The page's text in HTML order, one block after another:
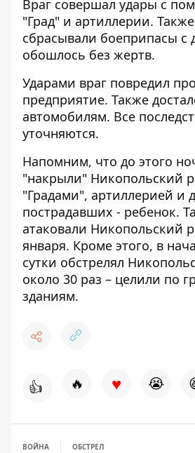
Враг совершал удары с
"Град" и артиллерии.
сбрасывали боеприпасы с
обошлось без жертв.
Ударами враг повредил
предприятие. Также
автомобилям. Все
уточняются.
Напомним, что до этого
"накрыли" Никопольский
"Градами", артиллерией и
пострадавших - ребенок.
атаковали Никопольский
января. Кроме этого, в
сутки обстрелял
около 30 раз – целили по
зданиям.
👍 🔥 ♥ 😭
ВОЙНА ОБСТРЕЛ